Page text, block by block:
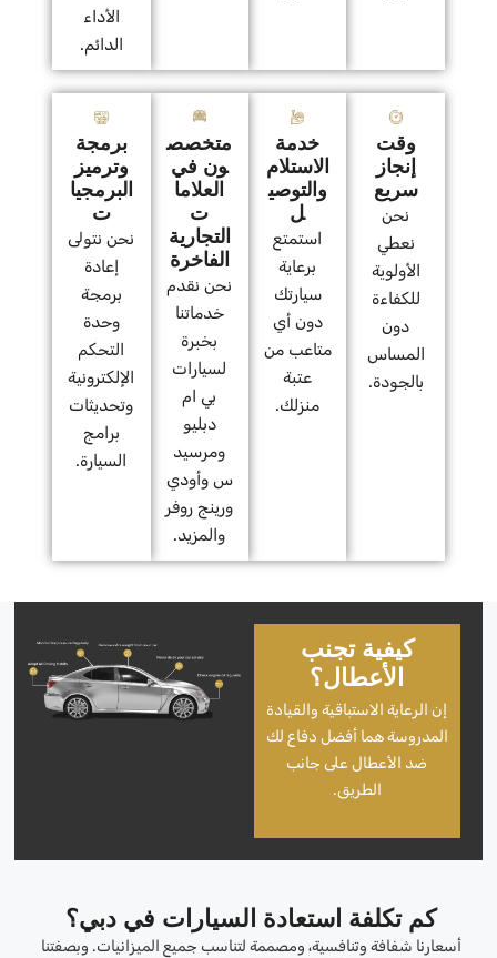
الأداء
الدائم.
وقت
إنجاز
سريع
نحن
نعطي
الأولوية
للكفاءة
دون
المساس
بالجودة.
خدمة
الاستلام
والتوصي
ل
استمتع
برعاية
سيارتك
دون أي
متاعب من
عتبة
منزلك.
متخصص
ون في
العلاما
ت
التجارية
الفاخرة
نحن نقدم
خدماتنا
بخبرة
لسيارات
بي ام
دبليو
ومرسيد
س وأودي
ورينج روفر
والمزيد.
برمجة
وترميز
البرمجيا
ت
نحن نتولى
إعادة
برمجة
وحدة
التحكم
الإلكترونية
وتحديثات
برامج
السيارة.
كيفية تجنب
الأعطال؟
إن الرعاية الاستباقية والقيادة
المدروسة هما أفضل دفاع لك
ضد الأعطال على جانب
الطريق.
كم تكلفة استعادة السيارات في دبي؟
أسعارنا شفافة وتنافسية، ومصممة لتناسب جميع الميزانيات. وبصفتنا